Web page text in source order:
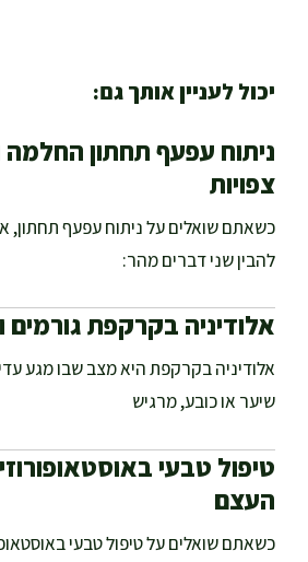
יכול לעניין אותך גם:
ניתוח עפעף תחתון החלמה
צפויות
כשאתם שואלים על ניתוח עפעף תחתון,
להבין שני דברים מהר:
אלודיניה בקרקפת גורמים
אלודיניה בקרקפת היא מצב שבו מגע
שיער או כובע, מרגיש
טיפול טבעי
העצם
כשאתם שואלים על טיפול טבעי